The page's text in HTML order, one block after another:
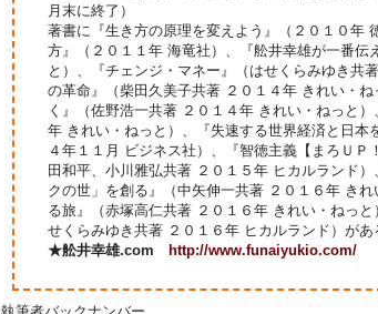
月末に終了）
著書に『生き方の原理を変えよう』（２０１０年
方』（２０１１年 海竜社）、『舩井幸雄が一番伝
と）、『チェンジ・マネー』（はせくらみゆき共
の革命』（柴田久美子共著 ２０１４年 きれい・
く』（佐野浩一共著 ２０１４年 きれい・ねっと
年 きれい・ねっと）、『失速する世界経済と日本
４年１１月 ビジネス社）、『智徳主義【まろＵ
田和平、小川雅弘共著 ２０１５年 ヒカルランド
クの世」を創る』（中矢伸一共著 ２０１６年 き
る旅』（赤塚高仁共著 ２０１６年 きれい・ねっ
せくらみゆき共著 ２０１６年 ヒカルランド）があ
★舩井幸雄.com http://www.funaiyukio.com/